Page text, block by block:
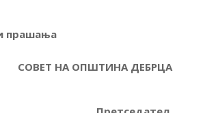
прашања
СОВЕТ НА ОПШТИНА ДЕБРЦА